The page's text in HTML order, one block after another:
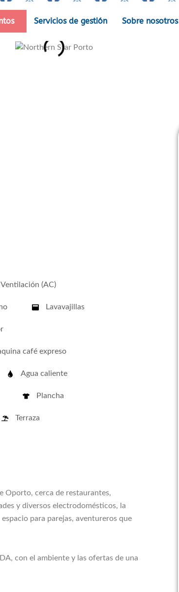
Servicios de gestión Sobre nosotros
Ventilación (AC)
Lavavajillas
café expreso
Agua caliente
Plancha
Terraza
Oporto, cerca de restaurantes,
y diversos electrodomésticos, la
para parejas, aventureros que
con el ambiente y las ofertas de una